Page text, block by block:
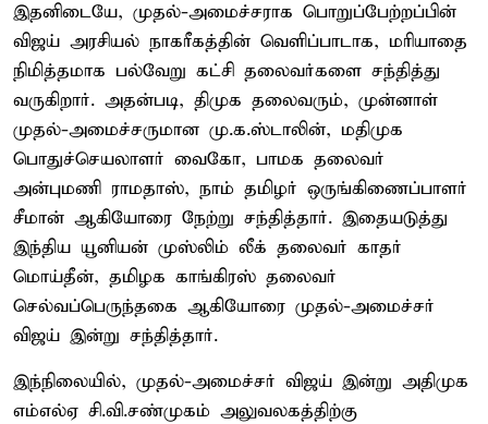
இதனிடையே, முதல்-அமைச்சராக பொறுப்பேற்றப்பின்
விஜய் அரசியல் நாகரீகத்தின் வெளிப்பாடாக, மரியாதை
நிமித்தமாக பல்வேறு கட்சி தலைவர்களை சந்தித்து
வருகிறார். அதன்படி, திமுக தலைவரும், முன்னாள்
முதல்-அமைச்சருமான மு.க.ஸ்டாலின், மதிமுக
பொதுச்செயலாளர் வைகோ, பாமக தலைவர்
அன்புமணி ராமதாஸ், நாம் தமிழர் ஒருங்கிணைப்பாளர்
சீமான் ஆகியோரை நேற்று சந்தித்தார். இதையடுத்து
இந்திய யூனியன் முஸ்லிம் லீக் தலைவர் காதர்
மொய்தீன், தமிழக காங்கிரஸ் தலைவர்
செல்வப்பெருந்தகை ஆகியோரை முதல்-அமைச்சர்
விஜய் இன்று சந்தித்தார்.
இந்நிலையில், முதல்-அமைச்சர் விஜய் இன்று அதிமுக
எம்எல்ஏ சி.வி.சண்முகம் அலுவலகத்திற்கு